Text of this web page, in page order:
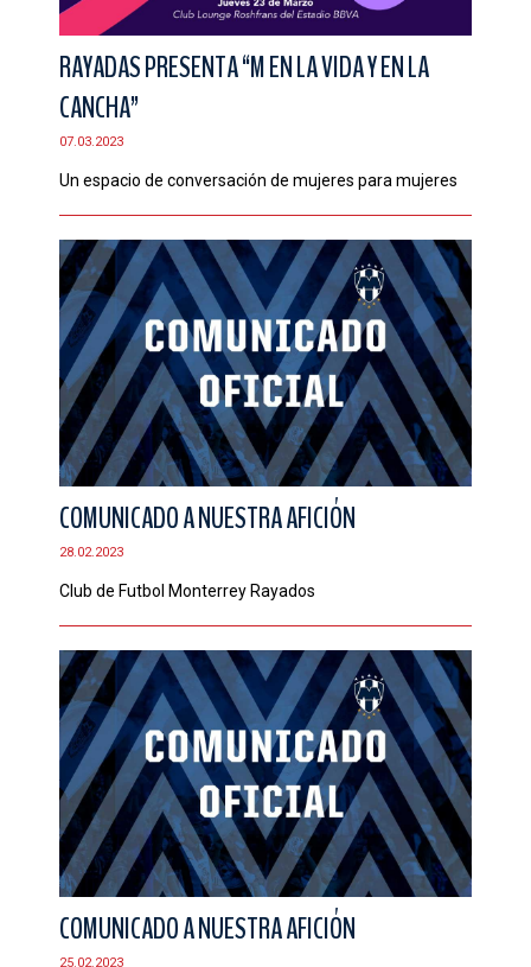
RAYADAS PRESENTA “M EN LA VIDA Y EN LA
CANCHA”
07.03.2023
Un espacio de conversación de mujeres para mujeres
COMUNICADO A NUESTRA AFICIÓN
28.02.2023
Club de Futbol Monterrey Rayados
COMUNICADO A NUESTRA AFICIÓN
25.02.2023